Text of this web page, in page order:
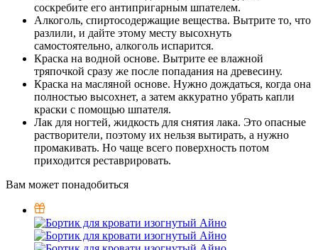
соскребите его антипригарным шпателем.
Алкоголь, спиртосодержащие вещества. Вытрите то, что
разлили, и дайте этому месту высохнуть
самостоятельно, алкоголь испарится.
Краска на водной основе. Вытрите ее влажной
тряпочкой сразу же после попадания на древесину.
Краска на масляной основе. Нужно дождаться, когда она
полностью высохнет, а затем аккуратно убрать капли
краски с помощью шпателя.
Лак для ногтей, жидкость для снятия лака. Это опасные
растворители, поэтому их нельзя вытирать, а нужно
промакивать. Но чаще всего поверхность потом
приходится реставрировать.
Вам может понадобиться